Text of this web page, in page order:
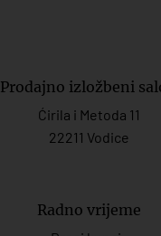
Prodajno izložbeni
Ćirila i Metoda 11
22211 Vodice
Radno vrijeme